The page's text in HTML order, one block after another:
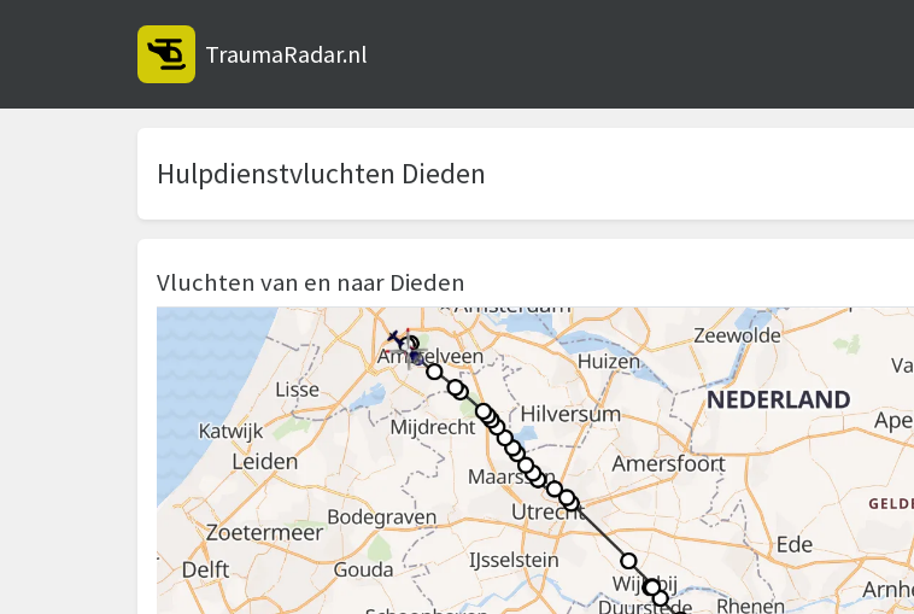
TraumaRadar.nl
Hulpdienstvluchten Dieden
Vluchten van en naar Dieden